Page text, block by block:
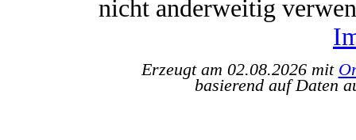
nicht anderweitig
Erzeugt am 02.08.2026 mit
basierend auf Daten